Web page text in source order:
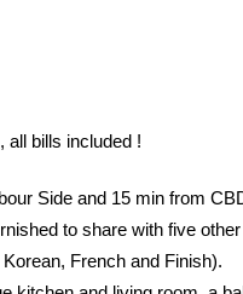
all bills included !
Side and 15 min from
to share with five
French and Finish).